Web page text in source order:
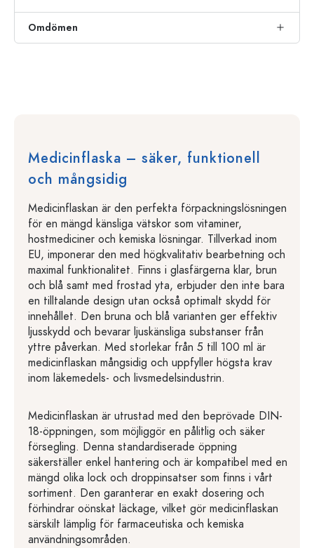
Omdömen
Medicinflaska – säker, funktionell
och mångsidig
Medicinflaskan är den perfekta förpackningslösningen
för en mängd känsliga vätskor som vitaminer,
hostmediciner och kemiska lösningar. Tillverkad inom
EU, imponerar den med högkvalitativ bearbetning och
maximal funktionalitet. Finns i glasfärgerna klar, brun
och blå samt med frostad yta, erbjuder den inte bara
en tilltalande design utan också optimalt skydd för
innehållet. Den bruna och blå varianten ger effektiv
ljusskydd och bevarar ljuskänsliga substanser från
yttre påverkan. Med storlekar från 5 till 100 ml är
medicinflaskan mångsidig och uppfyller högsta krav
inom läkemedels- och livsmedelsindustrin.
Medicinflaskan är utrustad med den beprövade DIN-
18-öppningen, som möjliggör en pålitlig och säker
försegling. Denna standardiserade öppning
säkerställer enkel hantering och är kompatibel med en
mängd olika lock och droppinsatser som finns i vårt
sortiment. Den garanterar en exakt dosering och
förhindrar oönskat läckage, vilket gör medicinflaskan
särskilt lämplig för farmaceutiska och kemiska
användningsområden.